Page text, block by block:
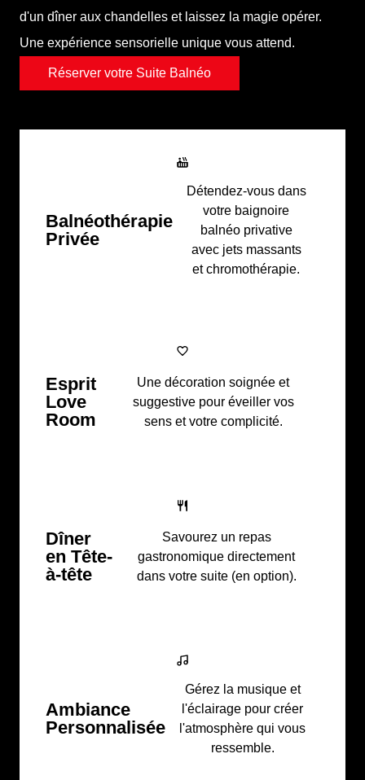
d'un dîner aux chandelles et laissez la magie opérer.
Une expérience sensorielle unique vous attend.
Réserver votre Suite Balnéo
Balnéothérapie
Privée
Détendez-vous dans
votre baignoire
balnéo privative
avec jets massants
et chromothérapie.
Esprit
Love
Room
Une décoration soignée et
suggestive pour éveiller vos
sens et votre complicité.
Dîner
en Tête-
à-tête
Savourez un repas
gastronomique directement
dans votre suite (en option).
Ambiance
Personnalisée
Gérez la musique et
l'éclairage pour créer
l'atmosphère qui vous
ressemble.